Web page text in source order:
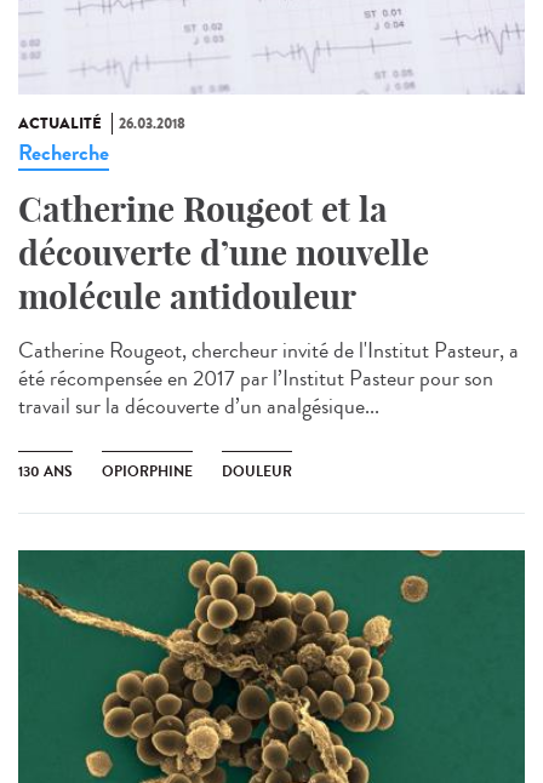
ACTUALITÉ 26.03.2018
Recherche
Catherine Rougeot et la
découverte d’une nouvelle
molécule antidouleur
Catherine Rougeot, chercheur invité de l'Institut Pasteur, a
été récompensée en 2017 par l’Institut Pasteur pour son
travail sur la découverte d’un analgésique...
130 ANS OPIORPHINE DOULEUR